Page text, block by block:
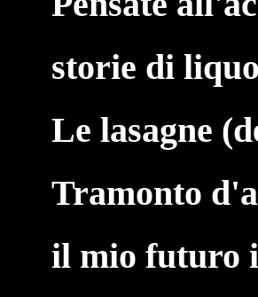
storie di
Le lasagne
Tramonto
il mio futuro